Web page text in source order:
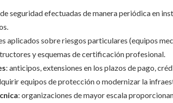
seguridad efectuadas de manera periódica en
aplicados sobre riesgos particulares (equipos
y esquemas de certificación profesional.
: anticipos, extensiones en los plazos de pago,
equipos de protección o modernizar la
: organizaciones de mayor escala